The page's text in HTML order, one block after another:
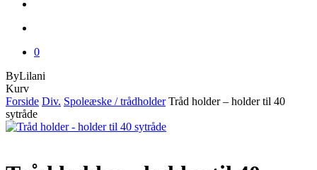
0
ByLilani
KurvClose
Cart
Forside Div. Spoleæske / trådholder Tråd holder – holder til 40
sytråde